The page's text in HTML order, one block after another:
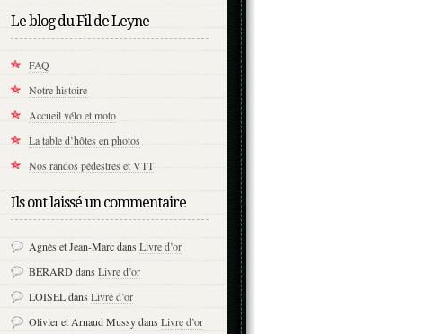
Le blog du Fil de Leyne
FAQ
Notre histoire
Accueil vélo et moto
La table d’hôtes en photos
Nos randos pédestres et VTT
Ils ont laissé un commentaire
Agnès et Jean-Marcdans Livre d’or
BERARDdans Livre d’or
LOISELdans Livre d’or
Olivier et Arnaud Mussydans Livre d’or